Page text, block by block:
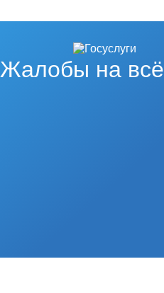
Жалобы на всё